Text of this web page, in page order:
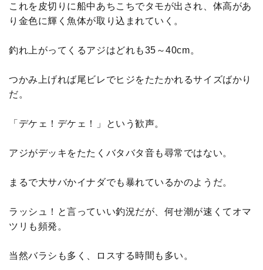
これを皮切りに船中あちこちでタモが出され、体高があ
り金色に輝く魚体が取り込まれていく。
釣れ上がってくるアジはどれも35～40cm。
つかみ上げれば尾ビレでヒジをたたかれるサイズばかり
だ。
「デケェ！デケェ！」という歓声。
アジがデッキをたたくバタバタ音も尋常ではない。
まるで大サバかイナダでも暴れているかのようだ。
ラッシュ！と言っていい釣況だが、何せ潮が速くてオマ
ツリも頻発。
当然バラシも多く、ロスする時間も多い。